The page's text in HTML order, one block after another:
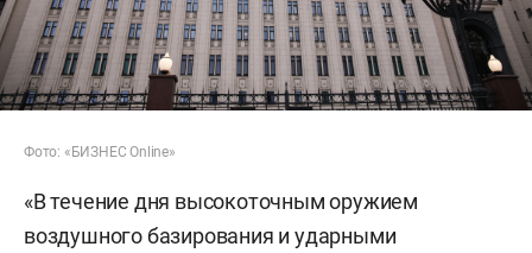
Фото: «БИЗНЕС Online»
«В течение дня высокоточным оружием
воздушного базирования и ударными